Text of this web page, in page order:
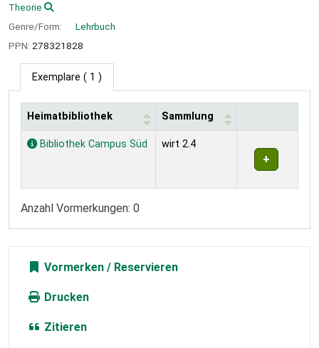
Theorie
Genre/Form:
Lehrbuch
PPN: 278321828
Exemplare ( 1 )
Exemplare
Heimatbibliothek Sammlung
Bibliothek Campus Süd wirt 2.4
Anzahl Vormerkungen: 0
Vormerken
Drucken
Zitieren